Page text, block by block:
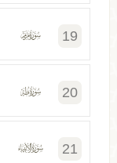
19
20
21